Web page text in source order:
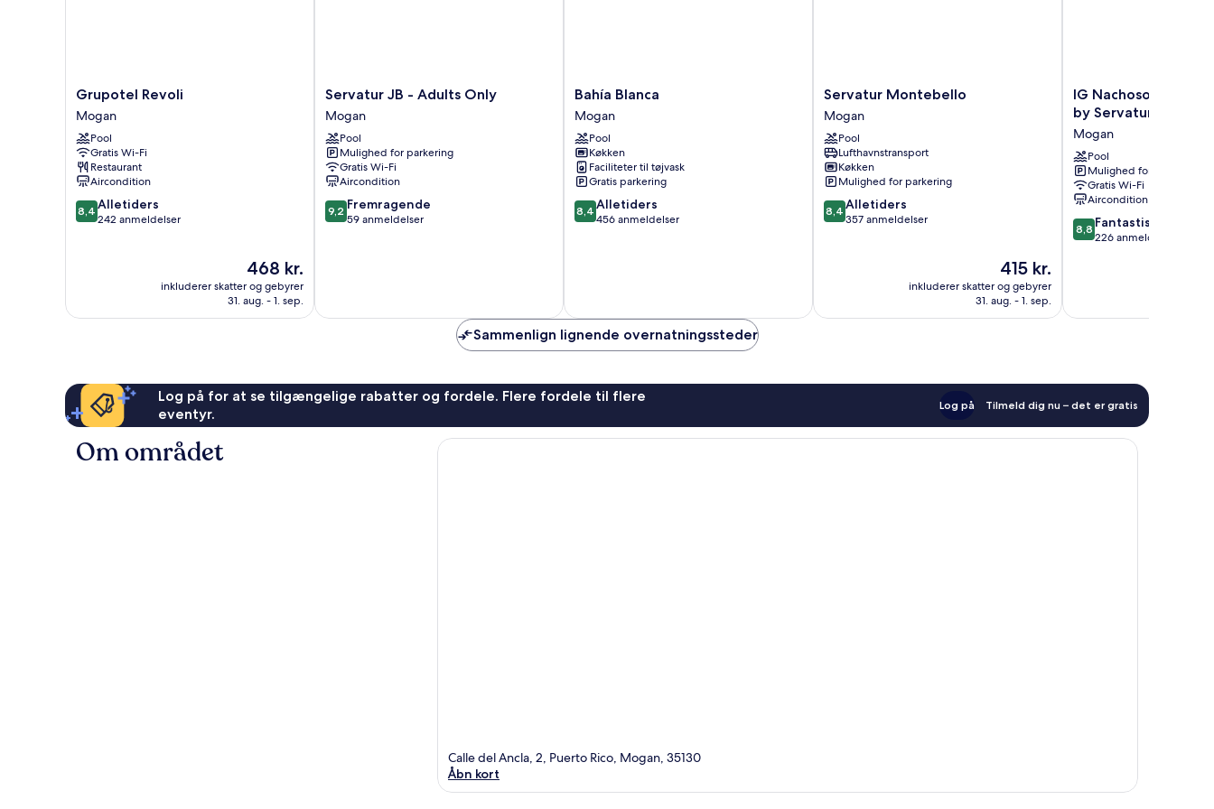
Grupotel
Revoli
Mogan
Grupotel Revoli
Mogan
Pool
Gratis Wi-Fi
Restaurant
Aircondition
8.4
ud
8,4 Alletiders
242 anmeldelser
Prisen
er
468 kr.
468 kr.
inkluderer skatter og gebyrer
31. aug. - 1. sep.
Servatur
JB
-
Adults
Only
Mogan
Servatur JB - Adults Only
Mogan
Pool
Mulighed for parkering
Gratis Wi-Fi
Aircondition
9.2
ud
9,2 Fremragende
59 anmeldelser
Bahía
Blanca
Mogan
Bahía Blanca
Mogan
Pool
Køkken
Faciliteter til tøjvask
Gratis parkering
8.4
ud
8,4 Alletiders
456 anmeldelser
Servatur
Montebello
Mogan
Servatur Montebello
Mogan
Pool
Lufthavnstransport
Køkken
Mulighed for parkering
8.4
ud
8,4 Alletiders
357 anmeldelser
Prisen
er
415 kr.
415 kr.
inkluderer skatter og gebyrer
31. aug. - 1. sep.
IG
Nachosol
Atlantic
&
Yaizasol
by
Servatur
-
Adults
Only
IG Nachosol Atlantic
by Servatur - Adults
Mogan
Pool
Mulighed for parkering
Gratis Wi-Fi
Aircondition
8.8
ud
anmeldelser
8,8 Fantastisk
226 anmeldelser
Sammenlign lignende overnatningssteder
Log på for at se tilgængelige rabatter og fordele. Flere fordele til flere
eventyr.
Log på Tilmeld dig nu – det er gratis
Om området
Calle del Ancla, 2, Puerto Rico, Mogan, 35130
Åbn kort